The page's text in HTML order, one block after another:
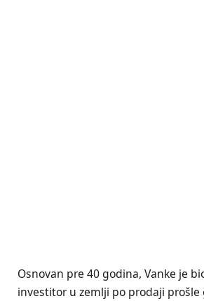
Osnovan pre 40 godina, Vanke je
investitor u zemlji po prodaji prošle